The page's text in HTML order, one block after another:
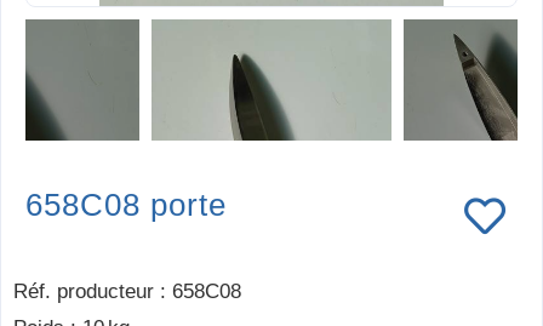
658C08 porte
Réf. producteur : 658C08